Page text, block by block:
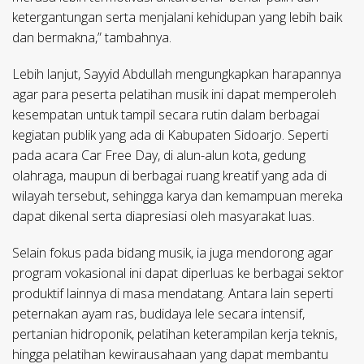
ketergantungan serta menjalani kehidupan yang lebih baik
dan bermakna,” tambahnya.
Lebih lanjut, Sayyid Abdullah mengungkapkan harapannya
agar para peserta pelatihan musik ini dapat memperoleh
kesempatan untuk tampil secara rutin dalam berbagai
kegiatan publik yang ada di Kabupaten Sidoarjo. Seperti
pada acara Car Free Day, di alun-alun kota, gedung
olahraga, maupun di berbagai ruang kreatif yang ada di
wilayah tersebut, sehingga karya dan kemampuan mereka
dapat dikenal serta diapresiasi oleh masyarakat luas.
Selain fokus pada bidang musik, ia juga mendorong agar
program vokasional ini dapat diperluas ke berbagai sektor
produktif lainnya di masa mendatang. Antara lain seperti
peternakan ayam ras, budidaya lele secara intensif,
pertanian hidroponik, pelatihan keterampilan kerja teknis,
hingga pelatihan kewirausahaan yang dapat membantu